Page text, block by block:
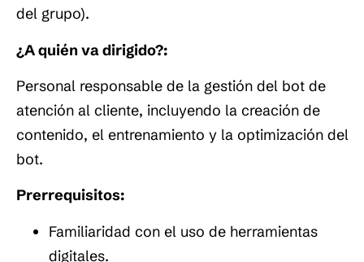
del grupo).
¿A quién va dirigido?:
Personal responsable de la gestión del bot de
atención al cliente, incluyendo la creación de
contenido, el entrenamiento y la optimización del
bot.
Prerrequisitos:
Familiaridad con el uso de herramientas
digitales.